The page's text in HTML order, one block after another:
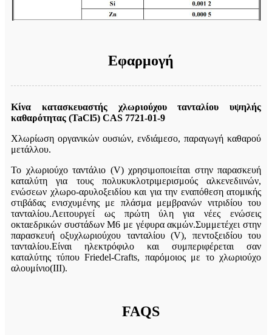
Εφαρμογή
Κίνα κατασκευαστής χλωριούχου τανταλίου υψηλής
καθαρότητας (TaCl5) CAS 7721-01-9
Χλωρίωση οργανικών ουσιών, ενδιάμεσο, παραγωγή καθαρού
μετάλλου.
Το χλωριούχο ταντάλιο (V) χρησιμοποιείται στην παρασκευή
καταλύτη για τους πολυκυκλοτριμερισμούς αλκενεδιινών,
ενώσεων χλωρο-αρυλοξειδίου και για την εναπόθεση ατομικής
στιβάδας ενισχυμένης με πλάσμα μεμβρανών νιτριδίου του
τανταλίου.Λειτουργεί ως πρώτη ύλη για νέες ενώσεις
οκταεδρικών συστάδων Μ6 με γέφυρα ακμών.Συμμετέχει στην
παρασκευή οξυχλωριούχου τανταλίου (V), πεντοξειδίου του
τανταλίου.Είναι ηλεκτρόφιλο και συμπεριφέρεται σαν
καταλύτης τύπου Friedel-Crafts, παρόμοιος με το χλωριούχο
αλουμίνιο(III).
FAQS